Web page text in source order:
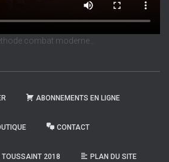
combat moderne…
ABONNEMENTS EN LIGNE
CONTACT
2018 PLAN DU SITE